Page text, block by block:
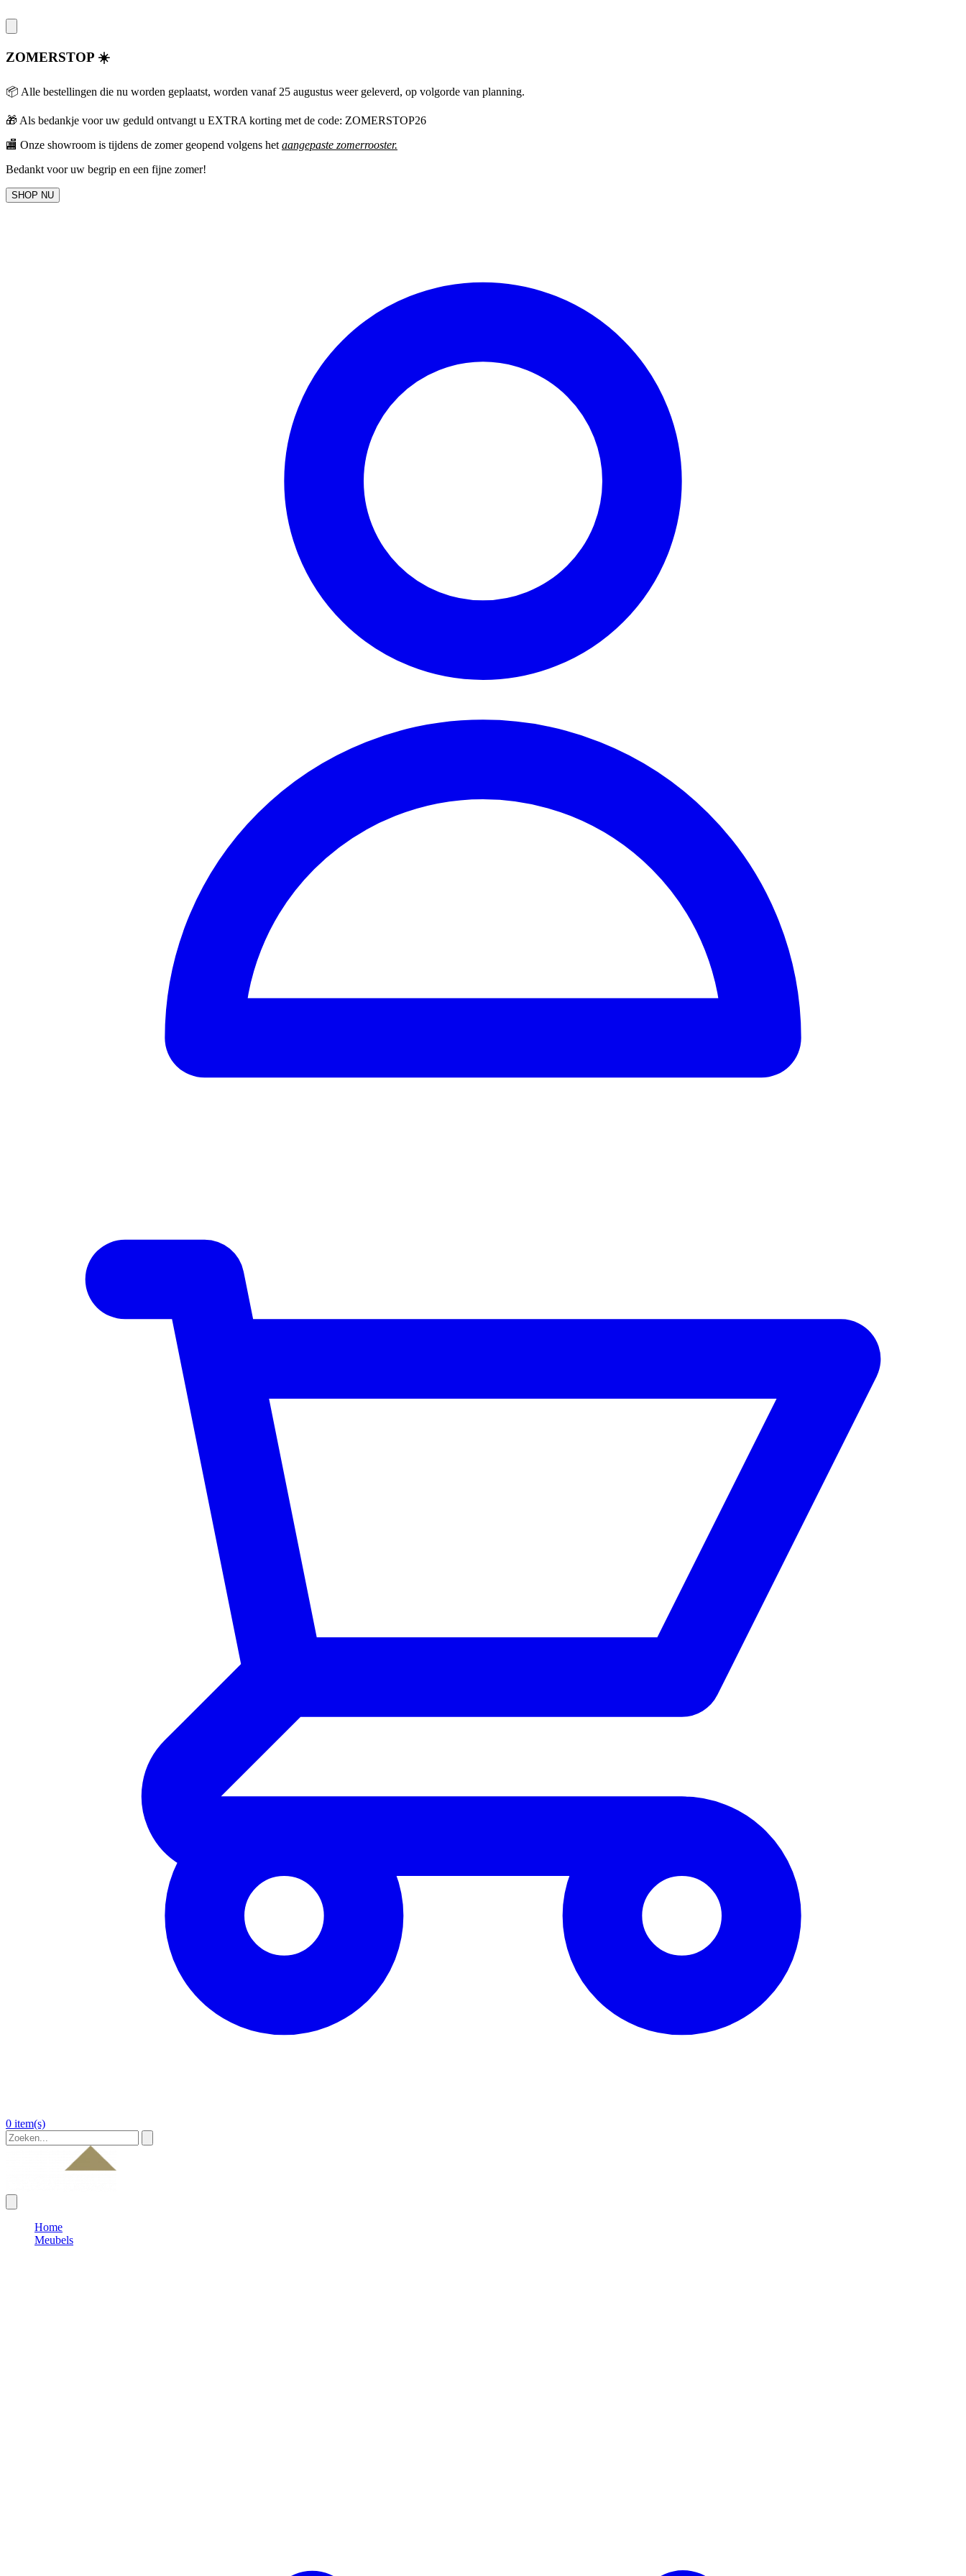
ZOMERSTOP ☀️
📦 Alle bestellingen die nu worden geplaatst, worden vanaf 25 augustus weer geleverd, op volgorde van planning.
🎁 Als bedankje voor uw geduld ontvangt u EXTRA korting met de code: ZOMERSTOP26
🏬 Onze showroom is tijdens de zomer geopend volgens hetaangepaste zomerrooster.
Bedankt voor uw begrip en een fijne zomer!
SHOP NU
0 item(s)
Home
Meubels